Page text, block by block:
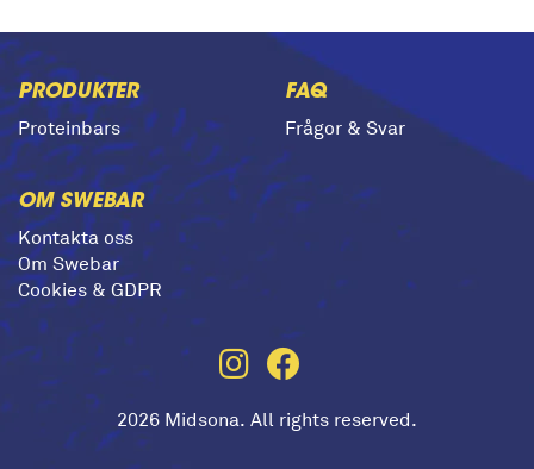
PRODUKTER
Proteinbars
FAQ
Frågor & Svar
OM SWEBAR
Kontakta oss
Om Swebar
Cookies & GDPR
2026 Midsona. All rights reserved.